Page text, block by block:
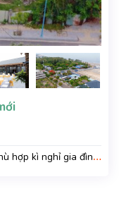
hợp kì nghỉ gia đình,